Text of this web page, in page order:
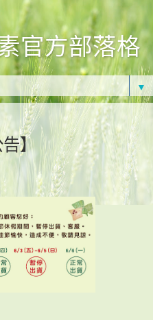
官方部落格
▼
】